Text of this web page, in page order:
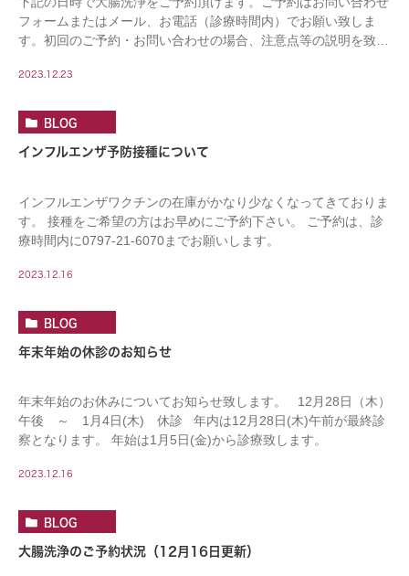
フォームまたはメール、お電話（診療時間内）でお願い致しま
す。初回のご予約・お問い合わせの場合、注意点等の説明を致し
2023.12.23
BLOG
インフルエンザ予防接種について
インフルエンザワクチンの在庫がかなり少なくなってきておりま
す。 接種をご希望の方はお早めにご予約下さい。 ご予約は、診
療時間内に0797-21-6070までお願いします。
2023.12.16
BLOG
年末年始の休診のお知らせ
年末年始のお休みについてお知らせ致します。 12月28日（木）
午後 ～ 1月4日(木) 休診 年内は12月28日(木)午前が最終診
察となります。 年始は1月5日(金)から診療致します。
2023.12.16
BLOG
大腸洗浄のご予約状況（12月16日更新）